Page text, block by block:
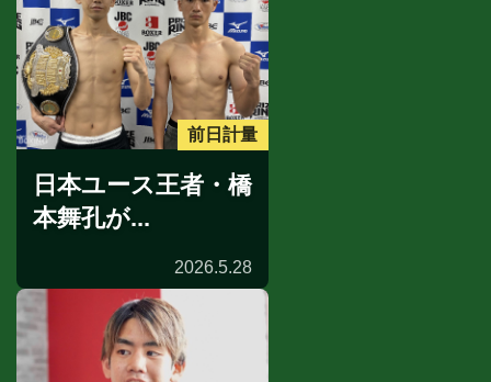
前日計量
日本ユース王者・橋
本舞孔が...
2026.5.28